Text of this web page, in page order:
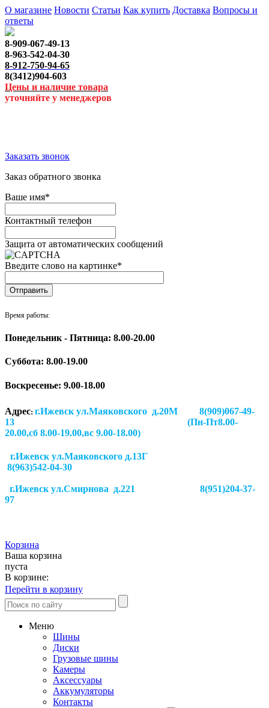
О магазине Новости Статьи Как купить Доставка Вопросы и
ответы
8-909-067-49-13
8-963-542-04-30
8-912-750-94-65
8(3412)904-603
Цены и наличие товара
уточняйте у менеджеров
Заказать звонок
Заказ обратного звонка
Ваше имя*
Контактный телефон
Защита от автоматических сообщений
Введите слово на картинке*
Время работы:
Понедельник - Пятница: 8.00-20.00
Суббота: 8.00-19.00
Воскресенье: 9.00-18.00
Адрес: г.Ижевск ул.Маяковского д.20М 8(909)067-49-
13 (Пн-Пт8.00-
20.00,сб 8.00-19.00,вс 9.00-18.00)
г.Ижевск ул.Маяковского д.13Г
8(963)542-04-30
г.Ижевск ул.Смирнова д.221
8(951)204-37-
97
Корзина
Ваша корзина
пуста
В корзине:
Перейти в корзину
Меню
Шины
Диски
Грузовые шины
Камеры
Аксессуары
Аккумуляторы
Контакты